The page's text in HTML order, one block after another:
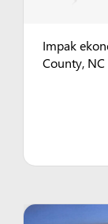
Impak
County, NC